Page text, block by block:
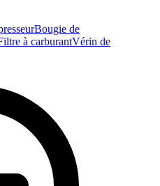
Bougie de
à carburantVérin de